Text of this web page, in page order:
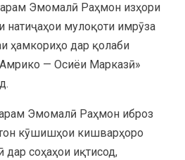
Эмомалӣ Раҳмон изҳори
натиҷаҳои мулоқоти имрӯза
ҳамкориҳо дар қолаби
— Осиёи Марказӣ»
Эмомалӣ Раҳмон иброз
кӯшишҳои кишварҳоро
соҳаҳои иқтисод,